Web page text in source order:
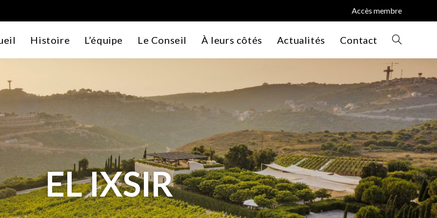
Accès membre
Histoire L’équipe Le Conseil À leurs côtés Actualités Contact
EL IXSIR